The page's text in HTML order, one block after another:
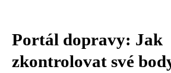
Portál dopravy: Jak
zkontrolovat své